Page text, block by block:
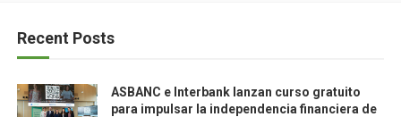
Recent Posts
ASBANC e Interbank lanzan curso gratuito
para impulsar la independencia financiera de